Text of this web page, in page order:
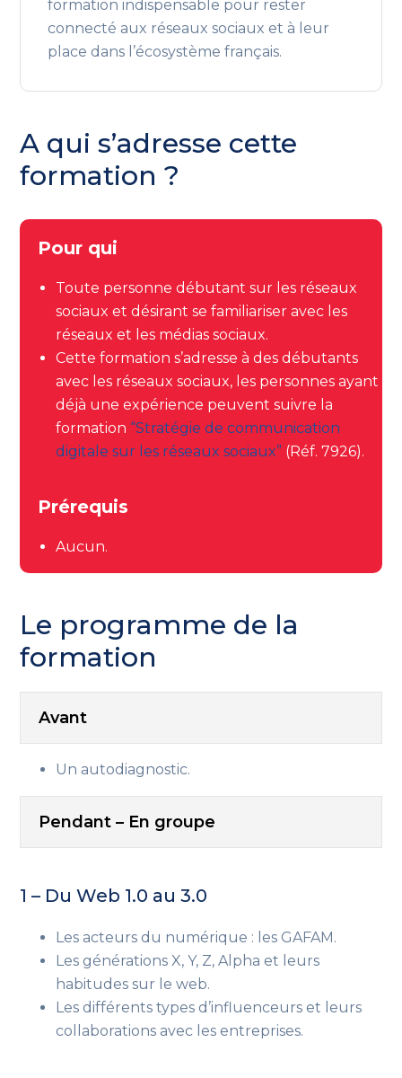
formation indispensable pour rester
connecté aux réseaux sociaux et à leur
place dans l’écosystème français.
A qui s’adresse cette
formation ?
Pour qui
Toute personne débutant sur les réseaux
sociaux et désirant se familiariser avec les
réseaux et les médias sociaux.
Cette formation s’adresse à des débutants
avec les réseaux sociaux, les personnes ayant
déjà une expérience peuvent suivre la
formation “Stratégie de communication
digitale sur les réseaux sociaux” (Réf. 7926).
Prérequis
Aucun.
Le programme de la
formation
Avant
Un autodiagnostic.
Pendant – En groupe
1 – Du Web 1.0 au 3.0
Les acteurs du numérique : les GAFAM.
Les générations X, Y, Z, Alpha et leurs
habitudes sur le web.
Les différents types d’influenceurs et leurs
collaborations avec les entreprises.